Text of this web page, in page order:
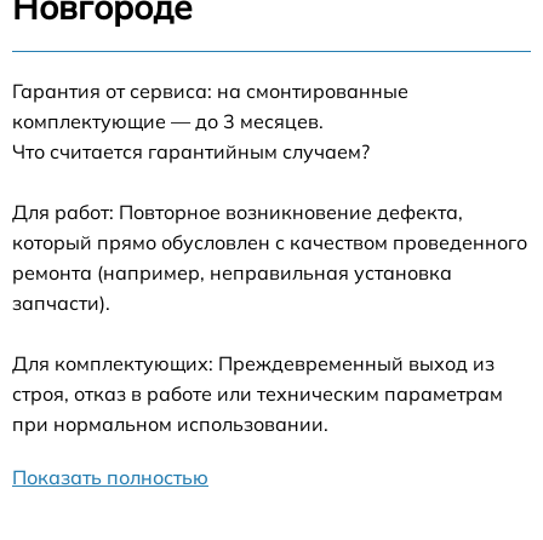
Гарантия от сервиса: на смонтированные
комплектующие — до 3 месяцев.
Что считается гарантийным случаем?
Для работ: Повторное возникновение дефекта,
который прямо обусловлен с качеством проведенного
ремонта (например, неправильная установка
запчасти).
Для комплектующих: Преждевременный выход из
строя, отказ в работе или техническим параметрам
при нормальном использовании.
Показать полностью